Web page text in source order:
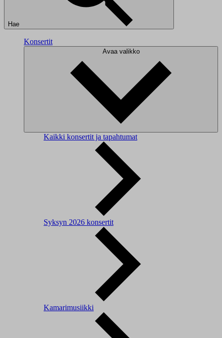
Hae
Konsertit
Avaa valikko
Kaikki konsertit ja tapahtumat
Syksyn 2026 konsertit
Kamarimusiikki